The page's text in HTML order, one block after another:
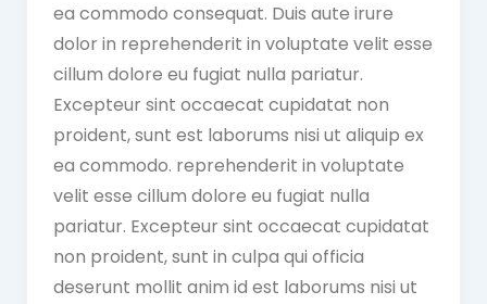
ea commodo consequat. Duis aute irure
dolor in reprehenderit in voluptate velit esse
cillum dolore eu fugiat nulla pariatur.
Excepteur sint occaecat cupidatat non
proident, sunt est laborums nisi ut aliquip ex
ea commodo. reprehenderit in voluptate
velit esse cillum dolore eu fugiat nulla
pariatur. Excepteur sint occaecat cupidatat
non proident, sunt in culpa qui officia
deserunt mollit anim id est laborums nisi ut